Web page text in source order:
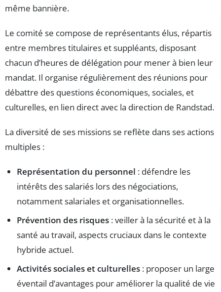
même bannière.
Le comité se compose de représentants élus, répartis
entre membres titulaires et suppléants, disposant
chacun d’heures de délégation pour mener à bien leur
mandat. Il organise régulièrement des réunions pour
débattre des questions économiques, sociales, et
culturelles, en lien direct avec la direction de Randstad.
La diversité de ses missions se reflète dans ses actions
multiples :
Représentation du personnel : défendre les
intérêts des salariés lors des négociations,
notamment salariales et organisationnelles.
Prévention des risques : veiller à la sécurité et à la
santé au travail, aspects cruciaux dans le contexte
hybride actuel.
Activités sociales et culturelles : proposer un large
éventail d’avantages pour améliorer la qualité de vie